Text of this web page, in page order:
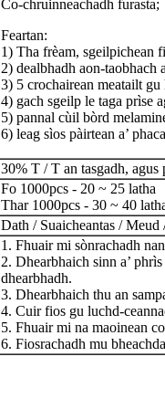
Co-chruinneachadh furasta;
Feartan:
1) Tha frèam, sgeilpichean
2) dealbhadh aon-taobhach
3) 5 crochairean meatailt
4) gach sgeilp le taga prìse
5) pannal cùil bòrd
6) leag sìos pàirtean a’
30% T / T an tasgadh,
Fo 1000pcs - 20 ~ 25 latha
Thar 1000pcs - 30 ~ 40
Dath / Suaicheantas /
1. Fhuair mi sònrachadh
2. Dhearbhaich sinn a’
dhearbhadh.
3. Dhearbhaich thu an
4. Cuir fios gu luchd-
5. Fhuair mi na maoinean
6. Fiosrachadh mu